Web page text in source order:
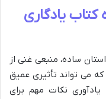
یادگاری
ساده، منبعی غنی از
می تواند تأثیری عمیق
نکات مهم برای